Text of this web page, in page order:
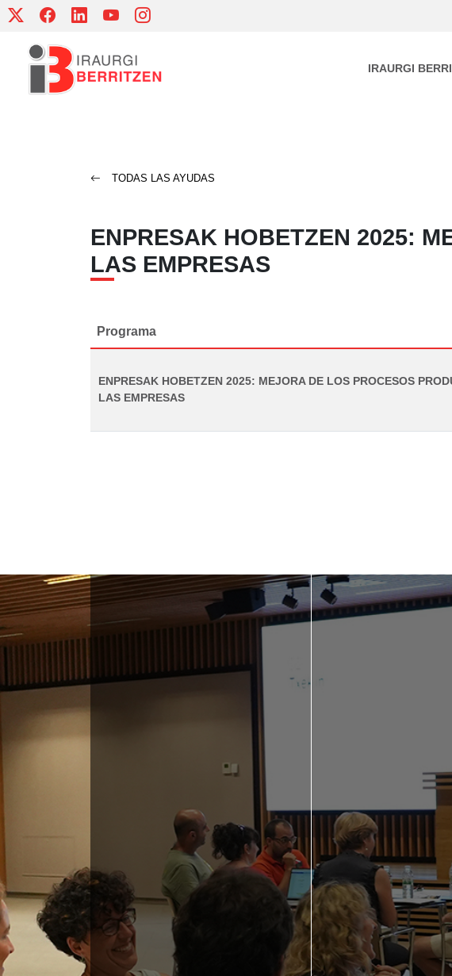
Skip
content
IRAURGI
TODAS LAS AYUDAS
ENPRESAK HOBETZEN 2025:
LAS EMPRESAS
Programa
ENPRESAK HOBETZEN 2025: MEJORA DE LOS PROCESOS
LAS EMPRESAS